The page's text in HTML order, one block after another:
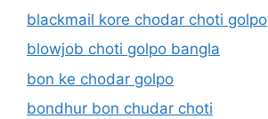
blackmail kore chodar choti golpo
blowjob choti golpo bangla
bon ke chodar golpo
bondhur bon chudar choti